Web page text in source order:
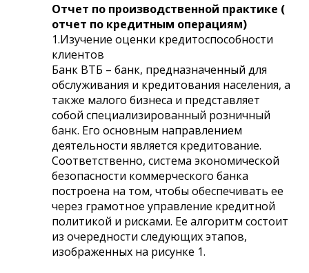
Отчет по производственной практике (
отчет по кредитным операциям)
1.Изучение оценки кредитоспособности
клиентов
Банк ВТБ – банк, предназначенный для
обслуживания и кредитования населения, а
также малого бизнеса и представляет
собой специализированный розничный
банк. Его основным направлением
деятельности является кредитование.
Соответственно, система экономической
безопасности коммерческого банка
построена на том, чтобы обеспечивать ее
через грамотное управление кредитной
политикой и рисками. Ее алгоритм состоит
из очередности следующих этапов,
изображенных на рисунке 1.